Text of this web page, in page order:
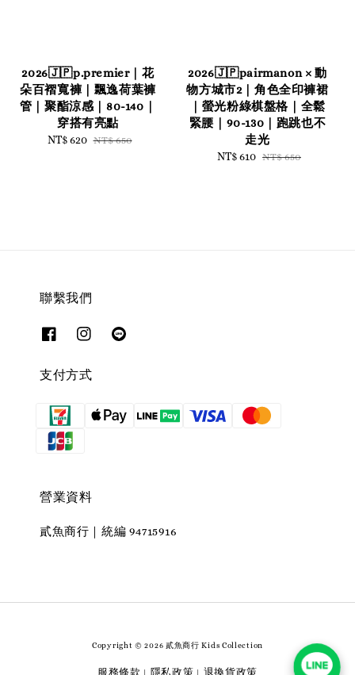
2026🇯🇵p.premier｜花
朵百褶寬褲｜飄逸荷葉褲
管｜聚酯涼感｜80-140｜
穿搭有亮點
Sale
NT$ 620 Regular
NT$ 650
2026🇯🇵pairmanon × 動
物方城市2｜角色全印褲裙
｜螢光粉綠棋盤格｜全鬆
緊腰｜90-130｜跑跳也不
走光
Sale
NT$ 610 Regular
NT$ 650
聯繫我們
支付方式
營業資料
貳魚商行｜統編 94715916
Copyright © 2026 貳魚商行 Kids Collection
服務條款 隱私政策 退換貨政策